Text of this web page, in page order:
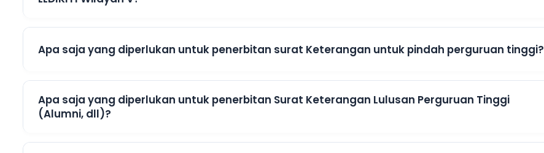
Apa saja yang diperlukan untuk penerbitan surat Keterangan untuk pindah perguruan tinggi?
Apa saja yang diperlukan untuk penerbitan Surat Keterangan Lulusan Perguruan Tinggi
(Alumni, dll)?